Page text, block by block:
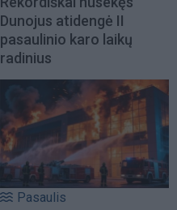
Dunojus atidengė II
pasaulinio karo laikų
radinius
Pasaulis